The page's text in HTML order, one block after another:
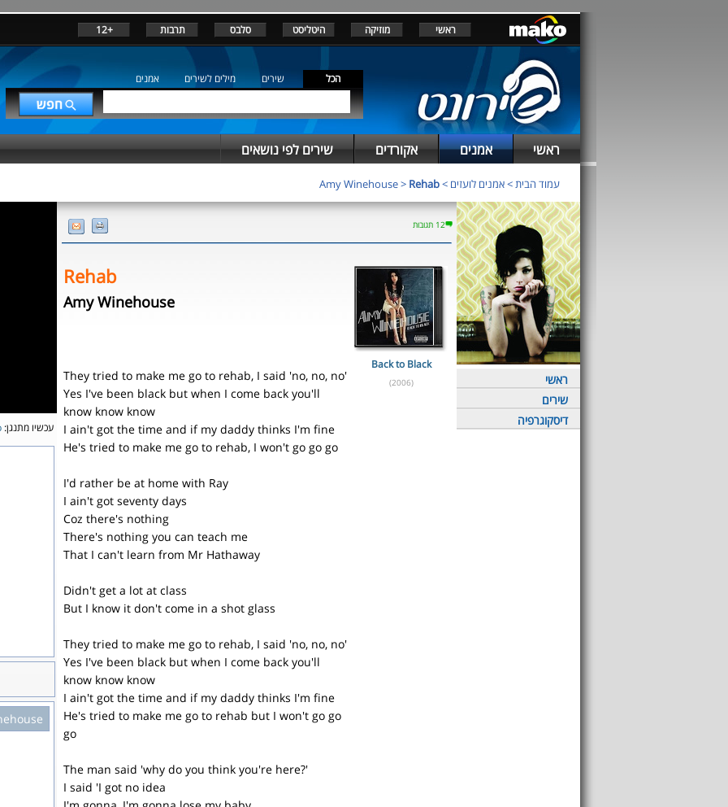
ראשי מוזיקה היטליסט סלבס תרבות +12
הכל שירים מילים לשירים אמנים
ראשי אמנים אקורדים שירים לפי נושאים
עמוד הבית>אמנים לועזים >
Amy Winehouse> Rehab
ראשי
שירים
דיסקוגרפיה
12 תגובות
Rehab
Amy Winehouse
They tried to make me go to rehab, I said 'no, no, no'
Yes I've been black but when I come back you'll
know know know
I ain't got the time and if my daddy thinks I'm fine
He's tried to make me go to rehab, I won't go go go
I'd rather be at home with Ray
I ain't got seventy days
Coz there's nothing
There's nothing you can teach me
That I can't learn from Mr Hathaway
Didn't get a lot at class
But I know it don't come in a shot glass
They tried to make me go to rehab, I said 'no, no, no'
Yes I've been black but when I come back you'll
know know know
I ain't got the time and if my daddy thinks I'm fine
He's tried to make me go to rehab but I won't go go
go
The man said 'why do you think you're here?'
I said 'I got no idea
Back to Black
(2006)
עכשיו מתנגן: